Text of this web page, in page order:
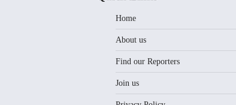
Home
About us
Find our Reporters
Join us